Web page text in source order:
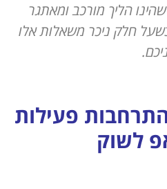
הליך מורכב ומאתגר
חלק ניכר משאלות אלו
פעילות
לשוק